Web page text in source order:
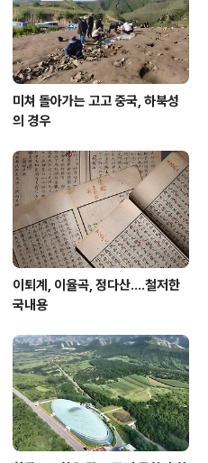
미쳐 돌아가는 고고 중국, 하북성
의 경우
이퇴계, 이율곡, 정다산....철저한
국내용